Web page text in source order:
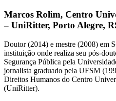
Marcos Rolim, Centro
– UniRitter, Porto Alegre,
Doutor (2014) e mestre (2008) em
instituição onde realiza seu pós-
Segurança Pública pela
jornalista graduado pela UFSM
Direitos Humanos do Centro
(UniRitter).